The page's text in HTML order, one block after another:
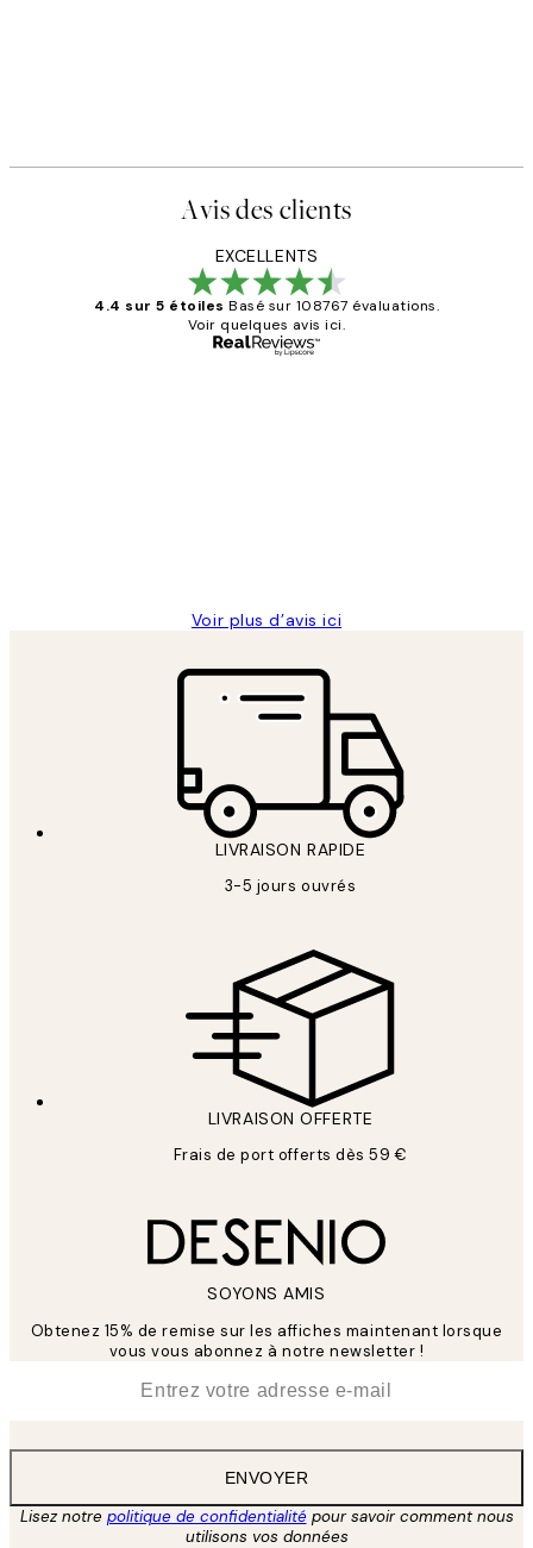
Avis des clients
EXCELLENTS
4.4 sur 5 étoiles Basé sur 108767 évaluations.
Voir quelques avis ici.
Voir plus d’avis ici
LIVRAISON RAPIDE
3-5 jours ouvrés
LIVRAISON OFFERTE
Frais de port offerts dès 59 €
SOYONS AMIS
Obtenez 15% de remise sur les affiches maintenant lorsque
vous vous abonnez à notre newsletter !
ENVOYER
Lisez notre politique de confidentialitépour savoir comment nous
utilisons vos données